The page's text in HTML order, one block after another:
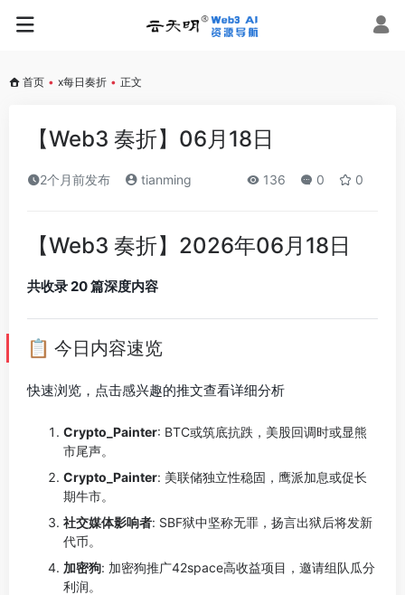
首页 • x每日奏折 • 正文
【Web3 奏折】06月18日
2个月前发布 tianming 136 0 0
【Web3 奏折】2026年06月18日
共收录 20 篇深度内容
📋 今日内容速览
快速浏览，点击感兴趣的推文查看详细分析
Crypto_Painter: BTC或筑底抗跌，美股回调时或显熊
市尾声。
Crypto_Painter: 美联储独立性稳固，鹰派加息或促长
期牛市。
社交媒体影响者: SBF狱中坚称无罪，扬言出狱后将发新
代币。
加密狗: 加密狗推广42space高收益项目，邀请组队瓜分
利润。